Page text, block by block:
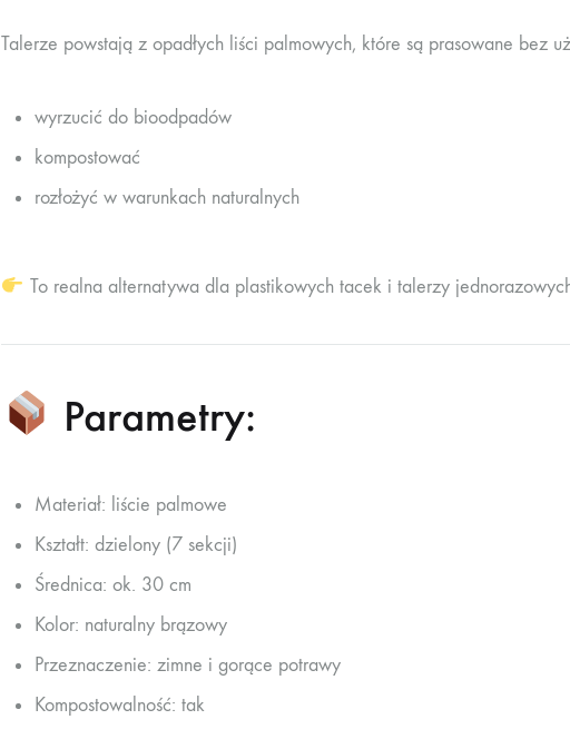
Talerze powstają z opadłych liści palmowych, które są prasowane bez
wyrzucić do bioodpadów
kompostować
rozłożyć w warunkach naturalnych
To realna alternatywa dla plastikowych tacek i talerzy
Parametry:
Materiał: liście palmowe
Kształt: dzielony (7 sekcji)
Średnica: ok. 30 cm
Kolor: naturalny brązowy
Przeznaczenie: zimne i gorące potrawy
Kompostowalność: tak